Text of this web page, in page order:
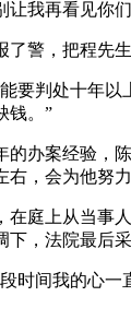
我再看见你
，把程先生
判处十年以
钱。”
案经验，陈
右，会为他努
上从当事人
，法院最后
间我的心一